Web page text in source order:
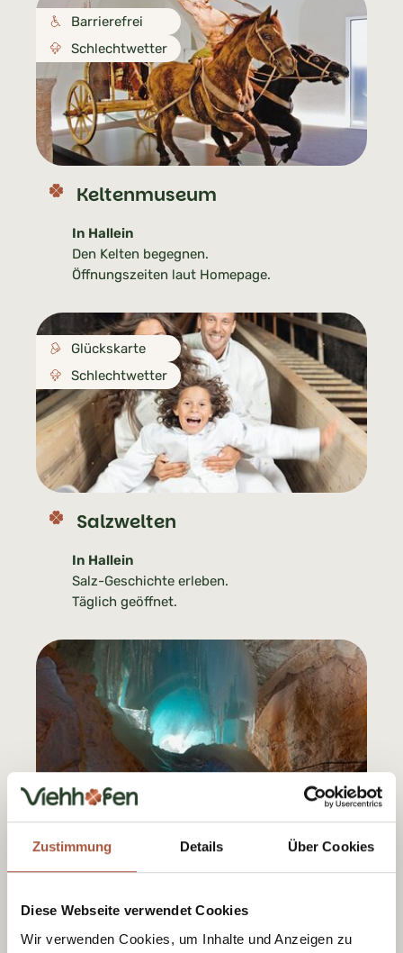
Zustimmung Details Über Cookies
Diese Webseite verwendet Cookies
Wir verwenden Cookies, um Inhalte und Anzeigen zu
Barrierefrei
Schlechtwetter
Keltenmuseum
In Hallein
Den Kelten begegnen.
Öffnungszeiten laut Homepage.
Glückskarte
Schlechtwetter
Salzwelten
In Hallein
Salz-Geschichte erleben.
Täglich geöffnet.
Eisriesenwelt
Die größte Eishöhle der Welt.